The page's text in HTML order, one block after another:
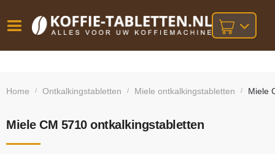
besteld,
bij orders
Home / Ontkalkingstabletten / Miele ontkalkingstabletten / Miele
Miele CM 5710 ontkalkingstabletten